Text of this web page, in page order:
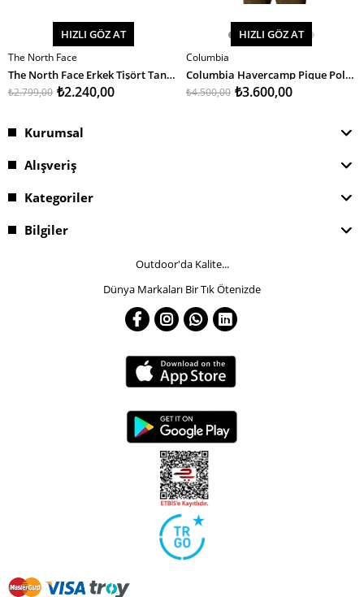
SEPETE EKLE
HIZLI GÖZ AT
The North Face
The North Face Erkek Tişört Tanken Polo - Eu
₺2.240,00
₺2.799,00
SEPETE EKLE
HIZLI GÖZ AT
Columbia
Columbia Havercamp Pique Polo Erkek T-Shirt
₺3.600,00
₺4.500,00
Kurumsal
Alışveriş
Kategoriler
Bilgiler
Outdoor'da Kalite...
Dünya Markaları Bir Tık Ötenizde